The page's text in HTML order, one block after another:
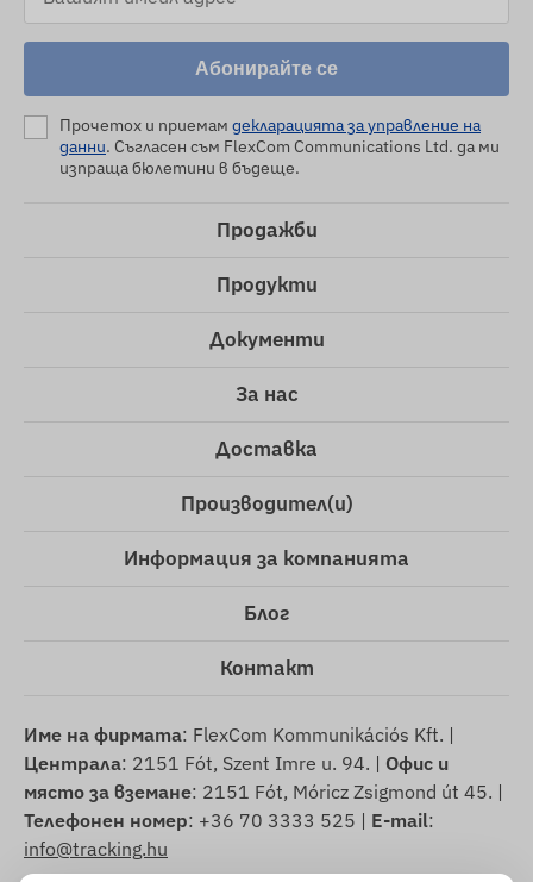
Абонирайте се
Прочетох и приемам декларацията за управление на
данни. Съгласен съм FlexCom Communications Ltd. да ми
изпраща бюлетини в бъдеще.
Продажби
Продукти
Документи
За нас
Доставка
Производител(и)
Информация за компанията
Блог
Контакт
Име на фирмата: FlexCom Kommunikációs Kft. |
Централа: 2151 Fót, Szent Imre u. 94. | Офис и
място за вземане: 2151 Fót, Móricz Zsigmond út 45. |
Телефонен номер: +36 70 3333 525 | E-mail:
info@tracking.hu